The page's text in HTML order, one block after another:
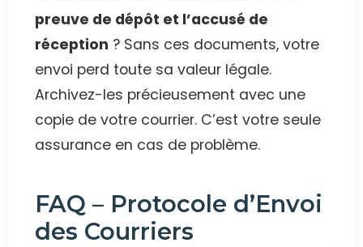
preuve de dépôt et l’accusé de
réception ? Sans ces documents, votre
envoi perd toute sa valeur légale.
Archivez-les précieusement avec une
copie de votre courrier. C’est votre seule
assurance en cas de problème.
FAQ – Protocole d’Envoi
des Courriers